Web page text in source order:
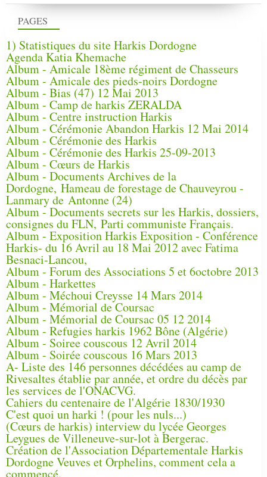
PAGES
1) Statistiques du site Harkis Dordogne
Agenda Katia Khemache
Album - Amicale 18ème régiment de Chasseurs
Album - Amicale des pieds-noirs Dordogne
Album - Bias (47) 12 Mai 2013
Album - Camp de harkis ZERALDA
Album - Centre instruction Harkis
Album - Cérémonie Abandon Harkis 12 Mai 2014
Album - Cérémonie des Harkis
Album - Cérémonie des Harkis 25-09-2013
Album - Cœurs de Harkis
Album - Documents Archives de la
Dordogne, Hameau de forestage de Chauveyrou -
Lanmary de Antonne (24)
Album - Documents secrets sur les Harkis, dossiers,
consignes du FLN, Parti communiste Français.
Album - Exposition Harkis Exposition - Conférence
Harkis- du 16 Avril au 18 Mai 2012 avec Fatima
Besnaci-Lancou,
Album - Forum des Associations 5 et 6octobre 2013
Album - Harkettes
Album - Méchoui Creysse 14 Mars 2014
Album - Mémorial de Coursac
Album - Mémorial de Coursac 05 12 2014
Album - Refugies harkis 1962 Bône (Algérie)
Album - Soiree couscous 12 Avril 2014
Album - Soirée couscous 16 Mars 2013
A- Liste des 146 personnes décédées au camp de
Rivesaltes établie par année, et ordre du décès par
les services de l'ONACVG.
Cahiers du centenaire de l'Algérie 1830/1930
C'est quoi un harki ! (pour les nuls...)
(Cœurs de harkis) interview du lycée Georges
Leygues de Villeneuve-sur-lot à Bergerac.
Création de l'Association Départementale Harkis
Dordogne Veuves et Orphelins, comment cela a